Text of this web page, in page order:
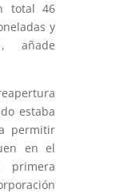
total 46
y
añade
estaba
permitir
en el